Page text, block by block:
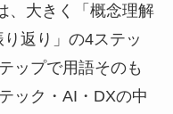
、大きく「概念理解
返り」の4ステッ
ップで用語そのも
ック・AI・DXの中